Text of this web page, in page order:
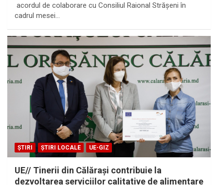
acordul de colaborare cu Consiliul Raional Strășeni în
cadrul mesei…
ȘTIRI ȘTIRI LOCALE UE-GIZ
UE// Tinerii din Călărași contribuie la
dezvoltarea serviciilor calitative de alimentare